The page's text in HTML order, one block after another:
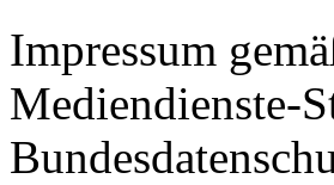
Impressum
Mediendienste-